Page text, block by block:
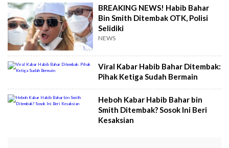
BREAKING NEWS! Habib Bahar
Bin Smith Ditembak OTK, Polisi
Selidiki
NEWS
Viral Kabar Habib Bahar Ditembak:
Pihak Ketiga Sudah Bermain
Heboh Kabar Habib Bahar bin
Smith Ditembak? Sosok Ini Beri
Kesaksian